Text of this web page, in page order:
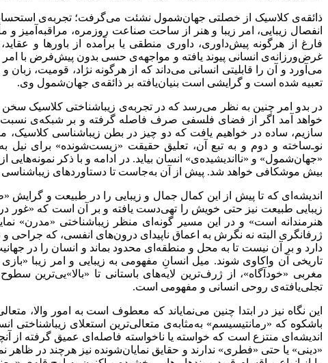
ذائقه‌ی کلاسیک از خصلتی جهان‌شمول نشئت می‌گرفت؛ تجربه‌ی
انفصال زیبایی، امر زیبا و هنر از ساحت صناعت روزمره،
فارغ از هرگونه پیش‌داوری، داوری منطقی یا برآمده از باورها و
غرض‌ورزانه‌ی انسانی پیوند یافته و مواجهه‌ی حسی بدون پیش‌فرض با
می‌آورد و آن را قابلیتی انسانی می‌داند که از هرگونه نژاد، قومیت،
تعبیه شده است و گرایشی است بنیان‌یافته بر ذائقه‌ی جهان‌شمول وی.
در بدو امر چنین به نظر می‌رسد که در تجربه‌ی زیباشناختی کلاسیک سخن
خواهد آمد اگر از فضای فلسفی صرف فاصله گرفته و بر شبکه‌ی
سازیم، ساده در خواهیم یافت که دو چیز در بطن زیباشناسی
نو‌ـ‌ساخته و دوم و به تبع آن، تعلیق حقیقت «زیست‌شونده» برای
«جهان‌شمول» و «نااندیشیده‌ی» انسان بیاید. در ادامه و با ذکر
بیش موشکافی خواهد شد. پیش از آن به‌جاست تا دستاوردهای زیباشناسی
اندیشه‌ای که تا پیش از این کمال جمال و زیبایی را در طبیعت و
زیبایی طبیعت نیز حتی خویش را تهی‌دست یافته و بر آن است که «غور
هنرمندانه است» و در این مسیر گونه‌ای منظر زیباشناختی «مدرن»
ژرفانگری البته نه نگرش به اعماق ناپیدای درون‌های انفسی، که
دارد و بر آن نیست تا به محل و منطقه‌ای محدود بماند و انسان را در
تاریخی آن واکاوی شوند. میل انسانِ مفهومی به زیبایی و امر زیبا
مغربی «خودآگاه»، از ژرف‌ترین لایه‌های باستانی تا
تجلی‌یافته‌ی روحی انسانی و مفهومی است.
این نگاه نیز در ابتدا چنین می‌نمایاند که معطوف است به امور
باشکوه که «رمانتیسیسم» به‌مثابه‌ی متعالی‌ترین استعلای
اندیشه‌ای منتزع است که خواسته یا ناخواسته فاصله‌ای عمیق گرفته از
«دینی» یا حتی «فطری» ندارند و حقایق نمایان‌شونده نیز هرچند در